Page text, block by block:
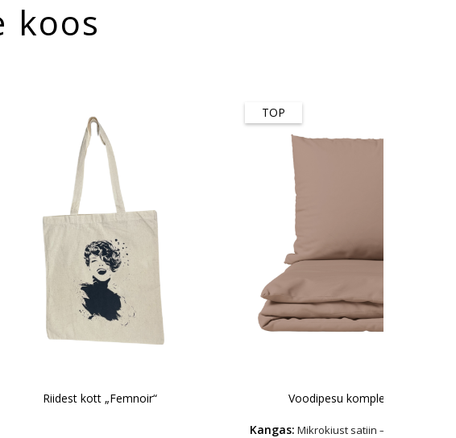
koos
Riidest kott „Femnoir“
TOP
Voodipesu komplekt "Latte"
Kangas: Mikrokiust satiin –